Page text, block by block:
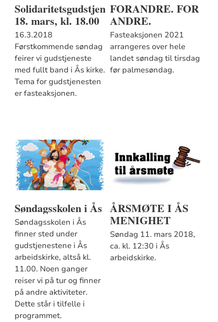
Solidaritetsgudstjeneste
18. mars, kl. 18.00
16.3.2018
Førstkommende søndag
feirer vi gudstjeneste
med fullt band i Ås kirke.
Tema for gudstjenesten
er fasteaksjonen.
FORANDRE. FOR
ANDRE.
Fasteaksjonen 2021
arrangeres over hele
landet søndag til tirsdag
før palmesøndag.
Søndagsskolen i Ås
Søndagsskolen i Ås
finner sted under
gudstjenestene i Ås
arbeidskirke, altså kl.
11.00. Noen ganger
reiser vi på tur og finner
på andre aktiviteter.
Dette står i tilfelle i
programmet.
ÅRSMØTE I ÅS
MENIGHET
Søndag 11. mars 2018,
ca. kl. 12:30 i Ås
arbeidskirke.